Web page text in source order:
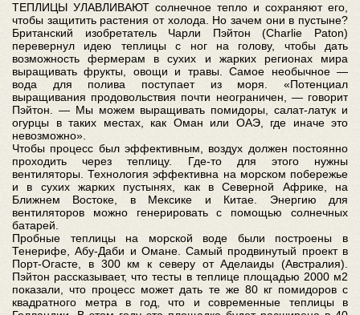
ТЕПЛИЦЫ УЛАВЛИВАЮТ солнечное тепло и сохраняют его,
чтобы защитить растения от холода. Но зачем они в пустыне?
Британский изобретатель Чарли Пэйтон (Charlie Paton)
перевернул идею теплицы с ног на голову, чтобы дать
возможность фермерам в сухих и жарких регионах мира
выращивать фрукты, овощи и травы. Самое необычное —
вода для полива поступает из моря. «Потенциал
выращивания продовольствия почти неограничен, — говорит
Пэйтон. — Мы можем выращивать помидоры, салат-латук и
огурцы в таких местах, как Оман или ОАЭ, где иначе это
невозможно».
Чтобы процесс был эффективным, воздух должен постоянно
проходить через теплицу. Где-то для этого нужны
вентиляторы. Технология эффективна на морском побережье
и в сухих жарких пустынях, как в Северной Африке, на
Ближнем Востоке, в Мексике и Китае. Энергию для
вентиляторов можно генерировать с помощью солнечных
батарей.
Пробные теплицы на морской воде были построены в
Тенерифе, Абу-Даби и Омане. Самый продвинутый проект в
Порт-Огасте, в 300 км к северу от Аделаиды (Австралия).
Пэйтон рассказывает, что тесты в теплице площадью 2000 м2
показали, что процесс может дать те же 80 кг помидоров с
квадратного метра в год, что и современные теплицы в